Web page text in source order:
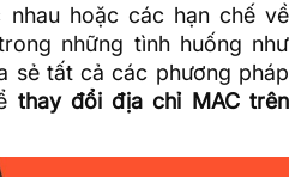
hoặc các hạn chế về
những tình huống như
sẻ tất cả các phương pháp
thay đổi địa chỉ MAC trên